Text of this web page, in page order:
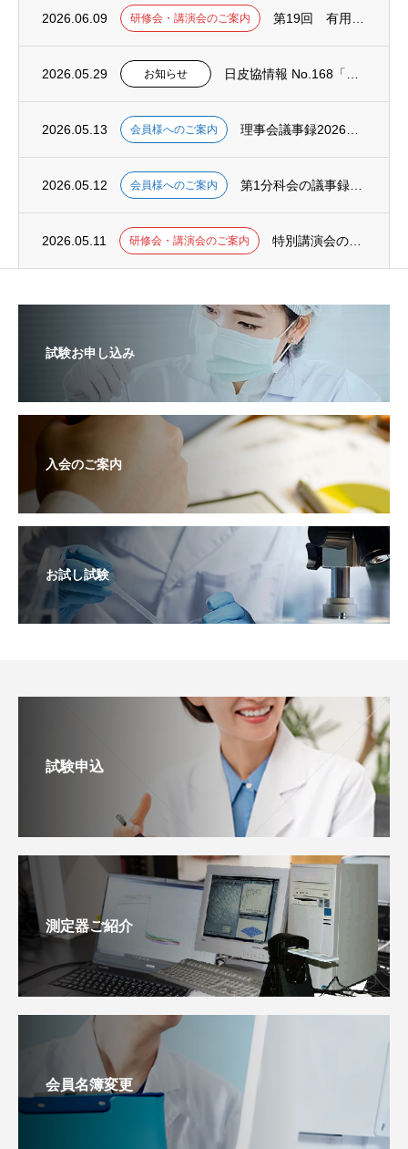
2026.06.09 研修会・講演会のご案内
2026.05.29 お知らせ
2026.05.13 会員様へのご案内
2026.05.12 会員様へのご案内
2026.05.11 研修会・講演会のご案内
試験お申し込み
入会のご案内
お試し試験
試験申込
測定器ご紹介
会員名簿変更